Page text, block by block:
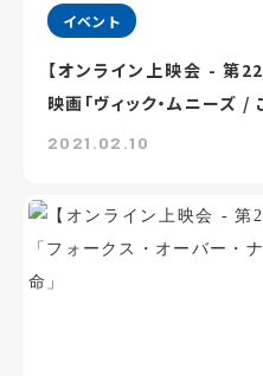
イベント
【オンライン上映会 -
映画「ヴィック・ムニーズ /
2021.02.10